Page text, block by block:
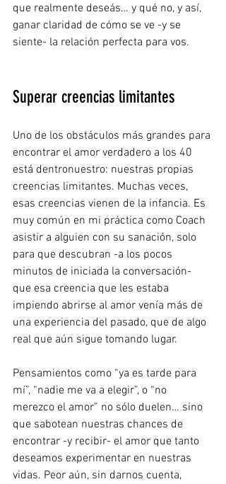
que realmente deseás… y qué no, y así,
ganar claridad de cómo se ve -y se
siente- la relación perfecta para vos.
Superar creencias limitantes
Uno de los obstáculos más grandes para
encontrar el amor verdadero a los 40
está dentronuestro: nuestras propias
creencias limitantes. Muchas veces,
esas creencias vienen de la infancia. Es
muy común en mi práctica como Coach
asistir a alguien con su sanación, solo
para que descubran -a los pocos
minutos de iniciada la conversación-
que esa creencia que les estaba
impiendo abrirse al amor venía más de
una experiencia del pasado, que de algo
real que aún sigue tomando lugar.
Pensamientos como “ya es tarde para
mí”, “nadie me va a elegir”, o “no
merezco el amor” no sólo duelen… sino
que sabotean nuestras chances de
encontrar -y recibir- el amor que tanto
deseamos experimentar en nuestras
vidas. Peor aún, sin darnos cuenta,